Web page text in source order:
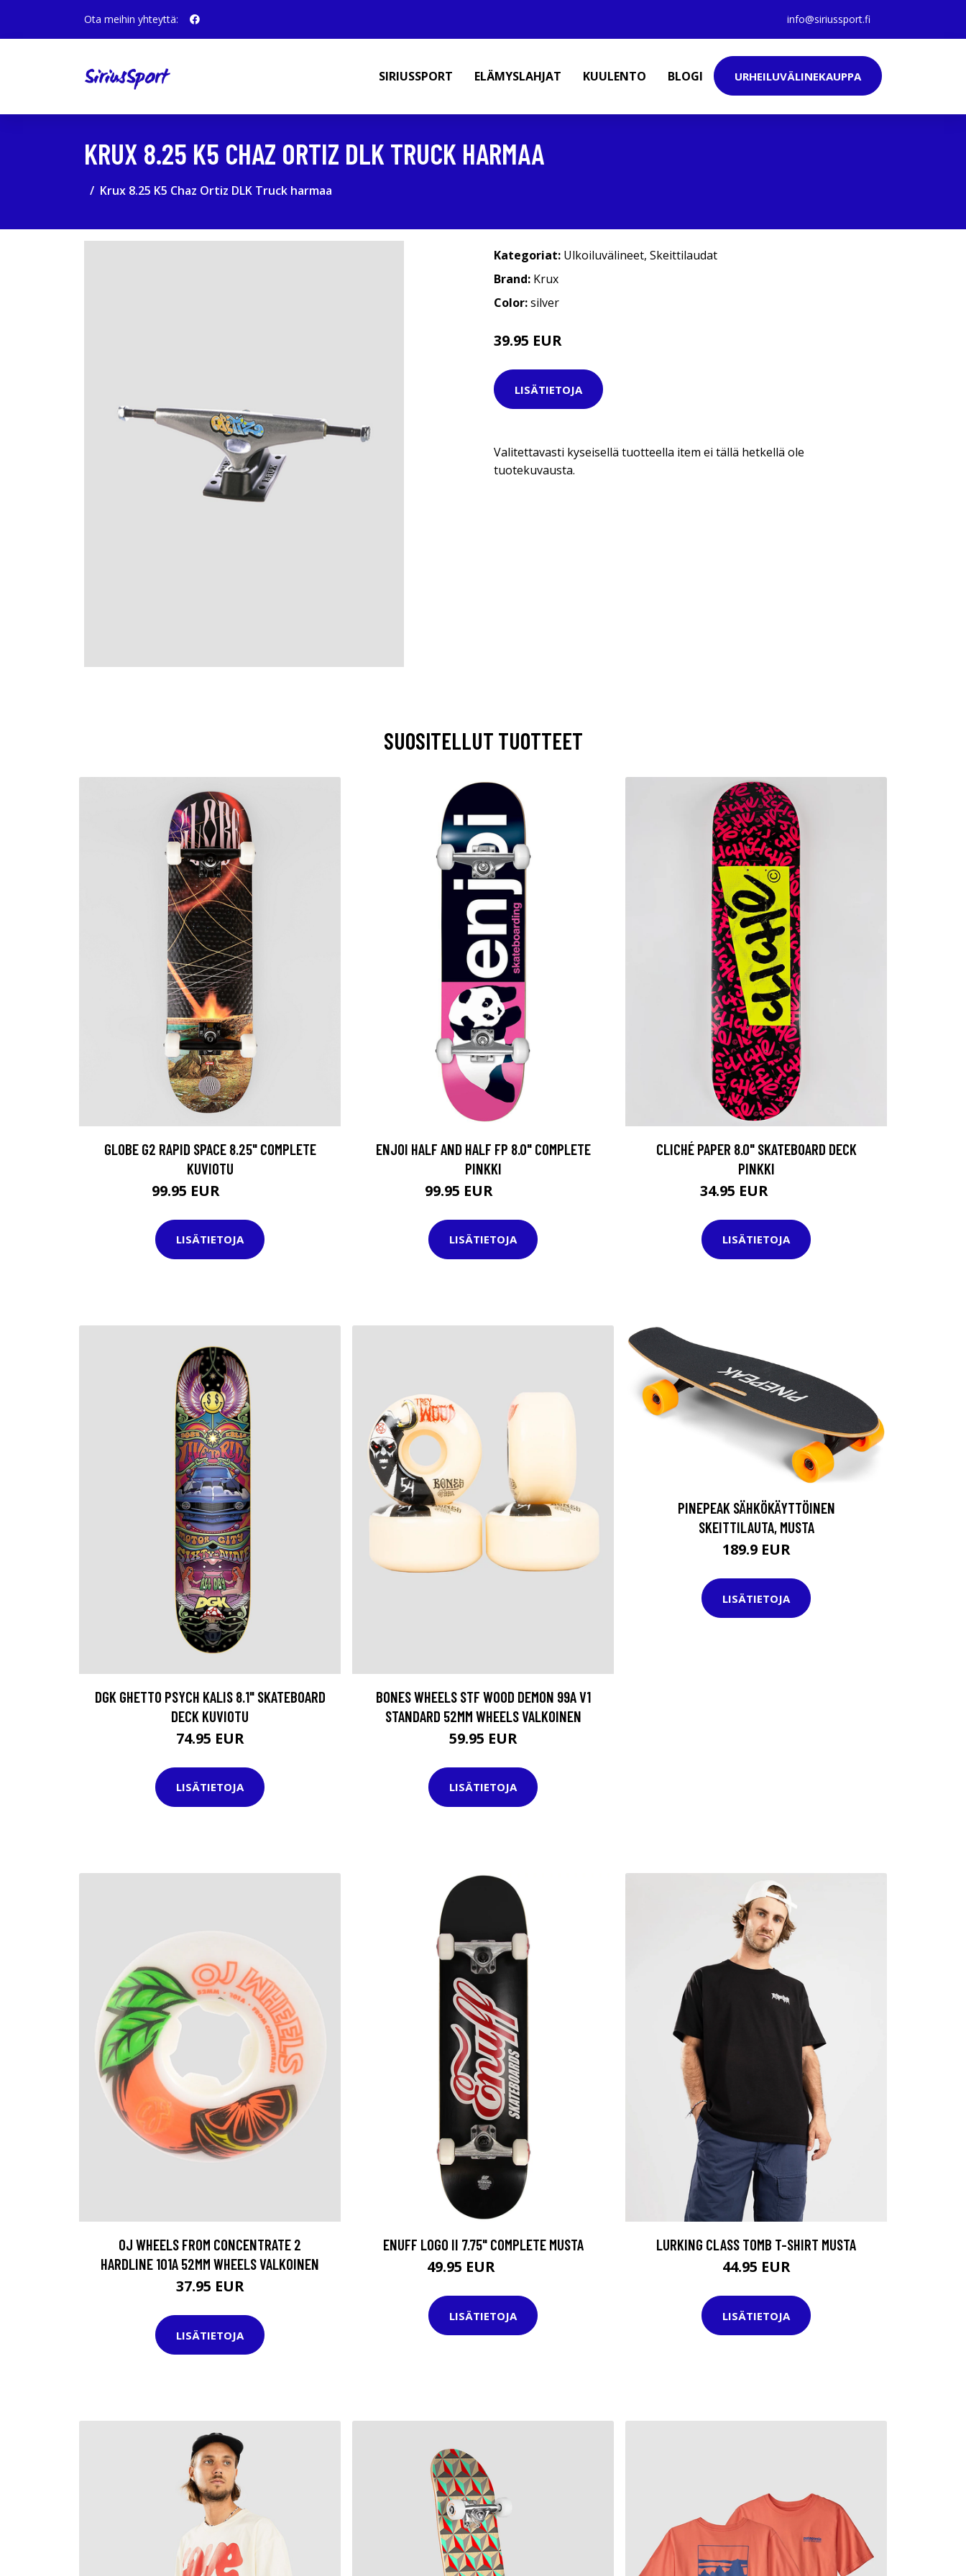
Ota meihin yhteyttä: info@siriussport.fi
SIRIUSSPORT ELÄMYSLAHJAT KUULENTO BLOGI URHEILUVÄLINEKAUPPA
KRUX 8.25 K5 CHAZ ORTIZ DLK TRUCK HARMAA
Krux 8.25 K5 Chaz Ortiz DLK Truck harmaa
Kategoriat: Ulkoiluvälineet, Skeittilaudat
Brand: Krux
Color:silver
39.95 EUR
LISÄTIETOJA
Valitettavasti kyseisellä tuotteella item ei tällä hetkellä ole
tuotekuvausta.
SUOSITELLUT TUOTTEET
GLOBE G2 RAPID SPACE 8.25" COMPLETE
KUVIOTU
99.95 EUR
LISÄTIETOJA
ENJOI HALF AND HALF FP 8.0" COMPLETE
PINKKI
99.95 EUR
LISÄTIETOJA
CLICHÉ PAPER 8.0" SKATEBOARD DECK
PINKKI
34.95 EUR
LISÄTIETOJA
DGK GHETTO PSYCH KALIS 8.1" SKATEBOARD
DECK KUVIOTU
74.95 EUR
LISÄTIETOJA
BONES WHEELS STF WOOD DEMON 99A V1
STANDARD 52MM WHEELS VALKOINEN
59.95 EUR
LISÄTIETOJA
PINEPEAK SÄHKÖKÄYTTÖINEN
SKEITTILAUTA, MUSTA
189.9 EUR
LISÄTIETOJA
OJ WHEELS FROM CONCENTRATE 2
HARDLINE 101A 52MM WHEELS VALKOINEN
37.95 EUR
LISÄTIETOJA
ENUFF LOGO II 7.75" COMPLETE MUSTA
49.95 EUR
LISÄTIETOJA
LURKING CLASS TOMB T-SHIRT MUSTA
44.95 EUR
LISÄTIETOJA